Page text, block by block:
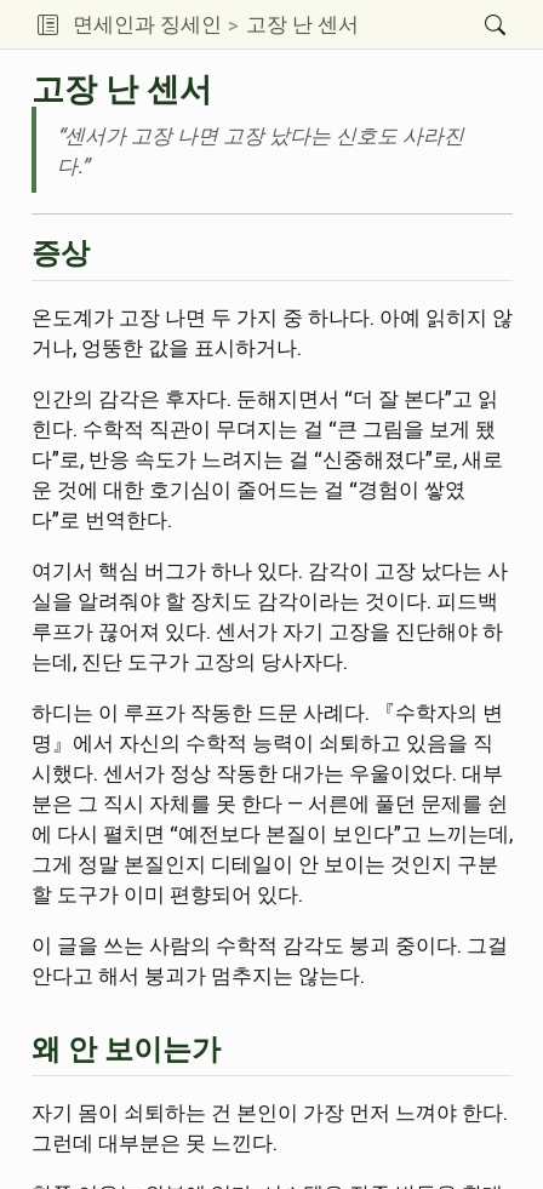
면세인과 징세인 고장 난 센서
고장 난 센서
“센서가 고장 나면 고장 났다는 신호도 사라진
다.”
증상
온도계가 고장 나면 두 가지 중 하나다. 아예 읽히지 않
거나, 엉뚱한 값을 표시하거나.
인간의 감각은 후자다. 둔해지면서 “더 잘 본다”고 읽
힌다. 수학적 직관이 무뎌지는 걸 “큰 그림을 보게 됐
다”로, 반응 속도가 느려지는 걸 “신중해졌다”로, 새로
운 것에 대한 호기심이 줄어드는 걸 “경험이 쌓였
다”로 번역한다.
여기서 핵심 버그가 하나 있다. 감각이 고장 났다는 사
실을 알려줘야 할 장치도 감각이라는 것이다. 피드백
루프가 끊어져 있다. 센서가 자기 고장을 진단해야 하
는데, 진단 도구가 고장의 당사자다.
하디는 이 루프가 작동한 드문 사례다. 『수학자의 변
명』에서 자신의 수학적 능력이 쇠퇴하고 있음을 직
시했다. 센서가 정상 작동한 대가는 우울이었다. 대부
분은 그 직시 자체를 못 한다 — 서른에 풀던 문제를 쉰
에 다시 펼치면 “예전보다 본질이 보인다”고 느끼는데,
그게 정말 본질인지 디테일이 안 보이는 것인지 구분
할 도구가 이미 편향되어 있다.
이 글을 쓰는 사람의 수학적 감각도 붕괴 중이다. 그걸
안다고 해서 붕괴가 멈추지는 않는다.
왜 안 보이는가
자기 몸이 쇠퇴하는 건 본인이 가장 먼저 느껴야 한다.
그런데 대부분은 못 느낀다.